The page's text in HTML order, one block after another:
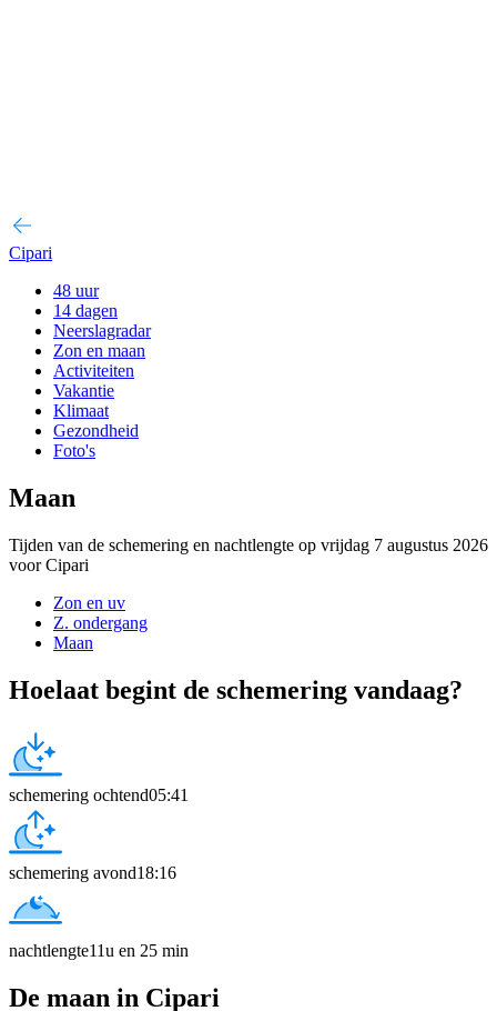
Cipari
48 uur
14 dagen
Neerslagradar
Zon en maan
Activiteiten
Vakantie
Klimaat
Gezondheid
Foto's
Maan
Tijden van de schemering en nachtlengte op vrijdag 7 augustus 2026
voor Cipari
Zon en uv
Z. ondergang
Maan
Hoelaat begint de schemering vandaag?
schemering ochtend05:41
schemering avond18:16
nachtlengte11u en 25 min
De maan in Cipari